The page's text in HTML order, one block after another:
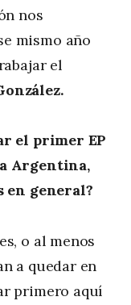
nos
mismo año
el
el primer EP
Argentina,
en general?
o al menos
a quedar en
primero aquí